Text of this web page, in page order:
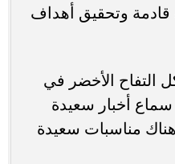
قادمة وتحقيق أهداف
التفاح الأخضر في
سماع أخبار سعيدة
مناسبات سعيدة